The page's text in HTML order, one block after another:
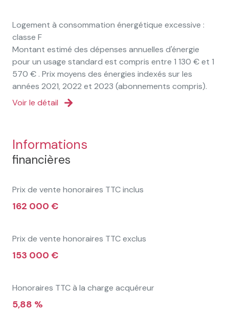
Logement à consommation énergétique excessive :
classe F
Montant estimé des dépenses annuelles d'énergie
pour un usage standard est compris entre 1 130 € et 1
570 € . Prix moyens des énergies indexés sur les
années 2021, 2022 et 2023 (abonnements compris).
Voir le détail
Informations
financières
Prix de vente honoraires TTC inclus
162 000 €
Prix de vente honoraires TTC exclus
153 000 €
Honoraires TTC à la charge acquéreur
5,88 %